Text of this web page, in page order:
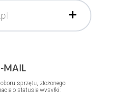
MAIL
sprzętu, złożonego
o statusie wysyłki: